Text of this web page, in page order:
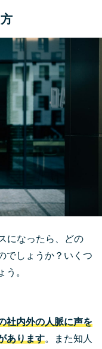
になったら、どの
でしょうか？いくつ
う。
社内外の人脈に声を
あります。また知人